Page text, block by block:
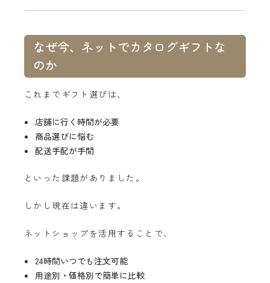
なぜ今、ネットでカタログギフトな
のか
これまでギフト選びは、
店舗に行く時間が必要
商品選びに悩む
配送手配が手間
といった課題がありました。
しかし現在は違います。
ネットショップを活用することで、
24時間いつでも注文可能
用途別・価格別で簡単に比較